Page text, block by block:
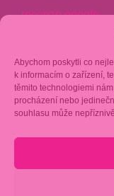
Abychom poskytli co
k informacím o zařízení,
těmito technologiemi
procházení nebo
souhlasu může
recenze google
Stavba grilů s.r.o.
Podnádražní 910/
190 00 Praha 9